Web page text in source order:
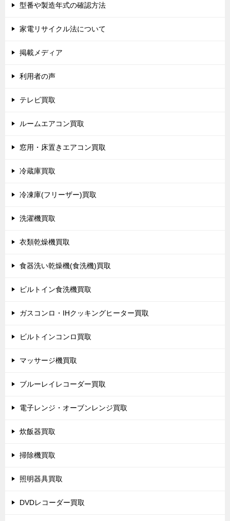
型番や製造年式の確認方法
家電リサイクル法について
掲載メディア
利用者の声
テレビ買取
ルームエアコン買取
窓用・床置きエアコン買取
冷蔵庫買取
冷凍庫(フリーザー)買取
洗濯機買取
衣類乾燥機買取
食器洗い乾燥機(食洗機)買取
ビルトイン食洗機買取
ガスコンロ・IHクッキングヒーター買取
ビルトインコンロ買取
マッサージ機買取
ブルーレイレコーダー買取
電子レンジ・オーブンレンジ買取
炊飯器買取
掃除機買取
照明器具買取
DVDレコーダー買取